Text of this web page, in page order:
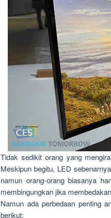
Tidak sedikit orang yang
Meskipun begitu, LED
namun orang-orang biasanya
membingungkan jika
Namun ada perbedaan penting
berikut: